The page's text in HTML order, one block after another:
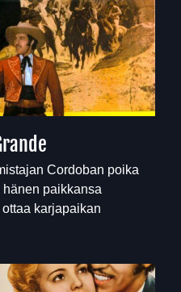
Cordoban poika
paikkansa
karjapaikan